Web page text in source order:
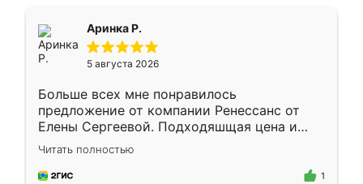
Аринка Р.
5 августа 2026
Больше всех мне понравилось
предложение от компании Ренессанс от
Елены Сергеевой. Подходяшщая цена и
короткие сроки изготовления. Приехавший
для замера сотрудник Владислав
предложил по моему эскизу самый
Читать полностью
1